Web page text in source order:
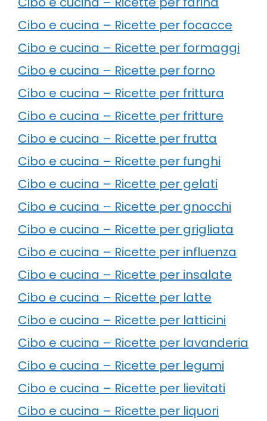
Cibo e cucina – Ricette per focacce
Cibo e cucina – Ricette per formaggi
Cibo e cucina – Ricette per forno
Cibo e cucina – Ricette per frittura
Cibo e cucina – Ricette per fritture
Cibo e cucina – Ricette per frutta
Cibo e cucina – Ricette per funghi
Cibo e cucina – Ricette per gelati
Cibo e cucina – Ricette per gnocchi
Cibo e cucina – Ricette per grigliata
Cibo e cucina – Ricette per influenza
Cibo e cucina – Ricette per insalate
Cibo e cucina – Ricette per latte
Cibo e cucina – Ricette per latticini
Cibo e cucina – Ricette per lavanderia
Cibo e cucina – Ricette per legumi
Cibo e cucina – Ricette per lievitati
Cibo e cucina – Ricette per liquori